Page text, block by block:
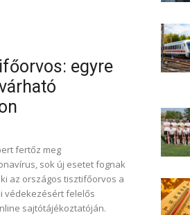
egyre
fertőz meg
sok új esetet fognak
az országos tisztifőorvos a
védekezésért felelős
sajtótájékoztatóján.